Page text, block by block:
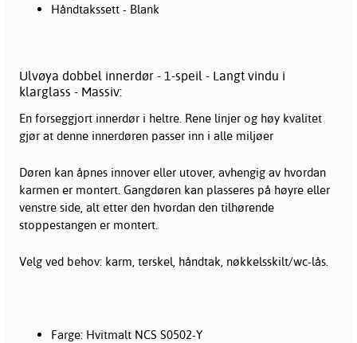
Håndtakssett - Blank
Ulvøya dobbel innerdør - 1-speil - Langt vindu i
klarglass - Massiv:
En forseggjort innerdør i heltre. Rene linjer og høy kvalitet
gjør at denne innerdøren passer inn i alle miljøer
Døren kan åpnes innover eller utover, avhengig av hvordan
karmen er montert. Gangdøren kan plasseres på høyre eller
venstre side, alt etter den hvordan den tilhørende
stoppestangen er montert.
Velg ved behov: karm, terskel, håndtak, nøkkelsskilt/wc-lås.
Farge: Hvitmalt NCS S0502-Y